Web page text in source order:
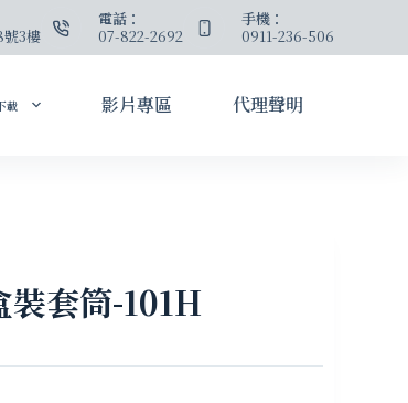
3樓
電話：
07-822-2692
手機：
0911-236-506
載 影片專區 代理聲明
套筒-101H